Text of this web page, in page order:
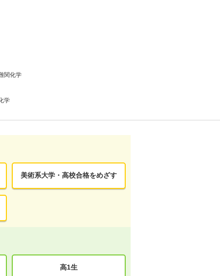
関化学
学
美術系大学・高校合格をめざす
高1生